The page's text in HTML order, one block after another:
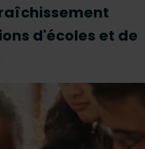
d'écoles et de